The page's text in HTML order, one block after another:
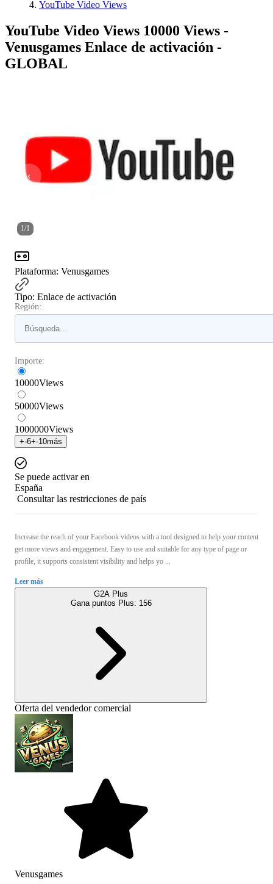
YouTube Video Views
YouTube Video Views 10000 Views -
Venusgames Enlace de activación -
GLOBAL
1/1
Plataforma: Venusgames
Tipo: Enlace de activación
Región:
Importe:
10000Views
50000Views
1000000Views
+-6+-10más
Se puede activar en
España
Consultar las restricciones de país
Increase the reach of your Facebook videos with a tool designed to help your content
get more views and engagement. Easy to use and suitable for any type of page or
profile, it supports consistent visibility and helps yo ...
Leer más
G2A Plus
Gana puntos Plus: 156
Oferta del vendedor comercial
Venusgames